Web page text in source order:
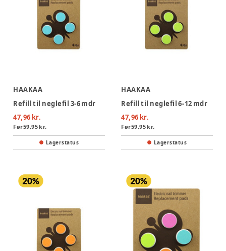
HAAKAA
Refill til neglefil 3-6 mdr
47,96 kr.
Før59,95 kr.
Lagerstatus
HAAKAA
Refill til neglefil 6-12 mdr
47,96 kr.
Før59,95 kr.
Lagerstatus